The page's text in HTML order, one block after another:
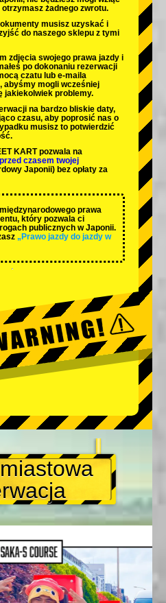
żadnego zwrotu.
musisz uzyskać i
do naszego sklepu z tymi
zdjęcia swojego prawa jazdy i
po dokonaniu rezerwacji
czatu lub e-maila
abyśmy mogli wcześniej
jakiekolwiek problemy.
na bardzo bliskie daty,
czasu, aby poprosić nas o
musisz to potwierdzić
KART pozwala na
czasem twojej
Japonii) bez opłaty za
prawa
który pozwala ci
publicznych w Japonii.
„Prawo jazdy do jazdy w